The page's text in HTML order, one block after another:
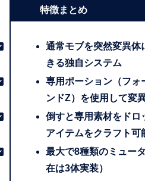
特徴まとめ
通常モブを突然変異体
きる独自システム
専用ポーション（フォ
ンドZ）を使用して変
倒すと専用素材をドロ
アイテムをクラフト可
最大で8種類のミュー
在は3体実装）